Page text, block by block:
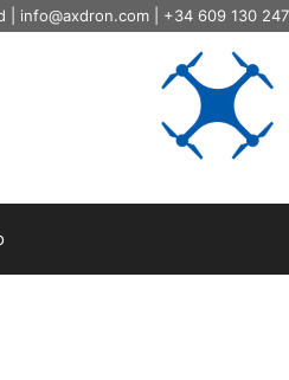
| info@axdron.com | +34 609 130 247